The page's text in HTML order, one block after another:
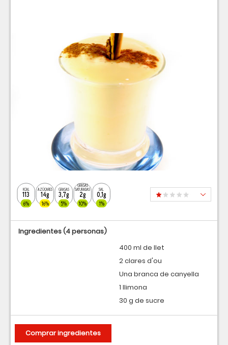
KCAL
113
6%
AZÚCARES
14g
16%
GRASAS
3,7g
5%
GRASAS
SATURADAS
2g
10%
SAL
0,1g
1%
Ingredientes(4 personas)
400 ml de llet
2 clares d'ou
Una branca de canyella
1 llimona
30 g de sucre
Comprar ingredientes